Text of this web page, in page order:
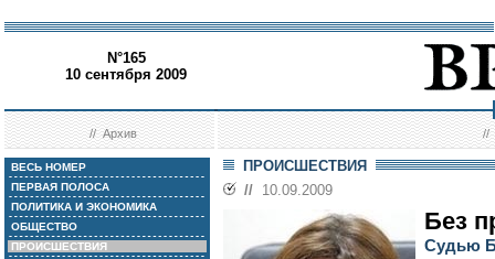
N°165
10 сентября 2009
//Архив //
ВЕСЬ НОМЕР
ПЕРВАЯ ПОЛОСА
ПОЛИТИКА И ЭКОНОМИКА
ОБЩЕСТВО
ПРОИСШЕСТВИЯ
ПРОИСШЕСТВИЯ
// 10.09.2009
Без
Судью